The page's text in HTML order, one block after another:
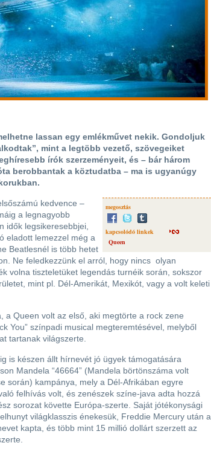
lassan egy emlékművet nekik. Gondoljuk
mint a legtöbb vezető, szövegeiket
írók szerzeményeit, és – bár három
berobbantak a köztudatba – ma is ugyanúgy
megosztás
kapcsolódó linkek
Queen
kedvence –
a legnagyobb
idők legsikeresebbjei,
eladott lemezzel még a
Beatlesnél is több hetet
Ne feledkezzünk el arról, hogy nincs olyan
volna tiszteletüket legendás turnéik során, sokszor
mint pl. Dél-Amerikát, Mexikót, vagy a volt keleti
a Queen volt az első, aki megtörte a rock zene
You” színpadi musical megteremtésével, melyből
tartanak világszerte.
is készen állt hírnevét jó ügyek támogatására
Mandela “46664” (Mandela börtönszáma volt
során) kampánya, mely a Dél-Afrikában egyre
felhívás volt, és zenészek színe-java adta hozzá
sorozat követte Európa-szerte. Saját jótékonysági
világklasszis énekesük, Freddie Mercury után a
kapta, és több mint 15 millió dollárt szerzett az